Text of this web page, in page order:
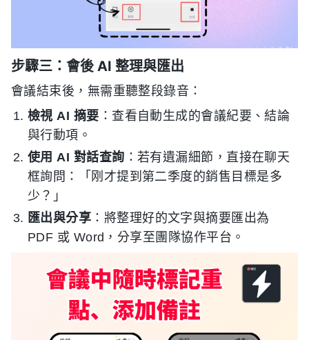
步驟三：會後 AI 整理與匯出
會議結束後，無需重聽整段錄音：
檢視 AI 摘要 ：查看自動生成的會議紀要、結論
與行動項。
使用 AI 對話查詢 ：若有遺漏細節，直接在聊天
框詢問：「刚才提到第二季度的銷售目標是多
少？」
匯出與分享 ：將整理好的文字與摘要匯出為
PDF 或 Word，分享至團隊協作平台。